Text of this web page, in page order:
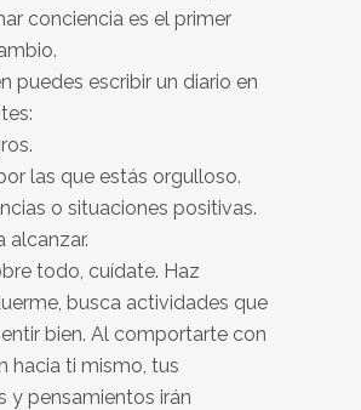
conciencia es el primer
puedes escribir un diario en
las que estás orgulloso.
o situaciones positivas.
alcanzar.
todo, cuídate. Haz
busca actividades que
bien. Al comportarte con
hacia ti mismo, tus
y pensamientos irán